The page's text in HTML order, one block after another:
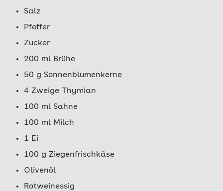
Salz
Pfeffer
Zucker
200 ml Brühe
50 g Sonnenblumenkerne
4 Zweige Thymian
100 ml Sahne
100 ml Milch
1 Ei
100 g Ziegenfrischkäse
Olivenöl
Rotweinessig